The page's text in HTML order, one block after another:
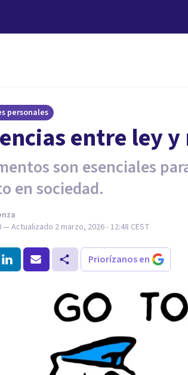
personales
entre ley
son esenciales
en sociedad.
— Actualizado 2 marzo, 2026 - 12:48 CEST
Priorízanos en